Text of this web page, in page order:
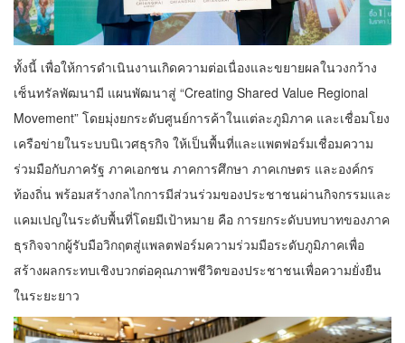
ทั้งนี้ เพื่อให้การดำเนินงานเกิดความต่อเนื่องและขยายผลในวงกว้าง
เซ็นทรัลพัฒนามี แผนพัฒนาสู่ “Creating Shared Value Regional
Movement” โดยมุ่งยกระดับศูนย์การค้าในแต่ละภูมิภาค และเชื่อมโยง
เครือข่ายในระบบนิเวศธุรกิจ ให้เป็นพื้นที่และแพตฟอร์มเชื่อมความ
ร่วมมือกับภาครัฐ ภาคเอกชน ภาคการศึกษา ภาคเกษตร และองค์กร
ท้องถิ่น พร้อมสร้างกลไกการมีส่วนร่วมของประชาชนผ่านกิจกรรมและ
แคมเปญในระดับพื้นที่โดยมีเป้าหมาย คือ การยกระดับบทบาทของภาค
ธุรกิจจากผู้รับมือวิกฤตสู่แพลตฟอร์มความร่วมมือระดับภูมิภาคเพื่อ
สร้างผลกระทบเชิงบวกต่อคุณภาพชีวิตของประชาชนเพื่อความยั่งยืน
ในระยะยาว